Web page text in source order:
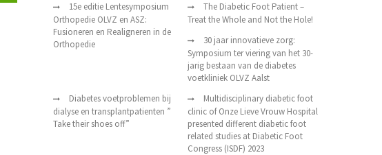
15e editie Lentesymposium
Orthopedie OLVZ en ASZ:
Fusioneren en Realigneren in de
Orthopedie
The Diabetic Foot Patient –
Treat the Whole and Not the Hole!
30 jaar innovatieve zorg:
Symposium ter viering van het 30-
jarig bestaan van de diabetes
voetkliniek OLVZ Aalst
Diabetes voetproblemen bij
dialyse en transplantpatienten ”
Take their shoes off”
Multidisciplinary diabetic foot
clinic of Onze Lieve Vrouw Hospital
presented different diabetic foot
related studies at Diabetic Foot
Congress (ISDF) 2023